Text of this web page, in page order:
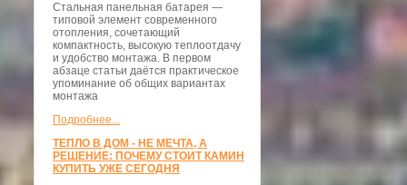
Стальная панельная батарея —
типовой элемент современного
отопления, сочетающий
компактность, высокую теплоотдачу
и удобство монтажа. В первом
абзаце статьи даётся практическое
упоминание об общих вариантах
монтажа
Подробнее...
ТЕПЛО В ДОМ - НЕ МЕЧТА, А
РЕШЕНИЕ: ПОЧЕМУ СТОИТ КАМИН
КУПИТЬ УЖЕ СЕГОДНЯ